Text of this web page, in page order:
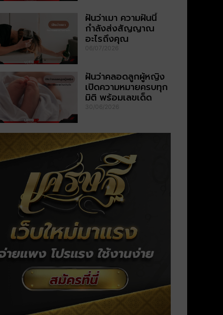
ฝันว่าเมา ความฝันนี้
กำลังส่งสัญญาณ
อะไรถึงคุณ
06/07/2026
ฝันว่าคลอดลูกผู้หญิง
เปิดความหมายครบทุก
มิติ พร้อมเลขเด็ด
30/06/2026